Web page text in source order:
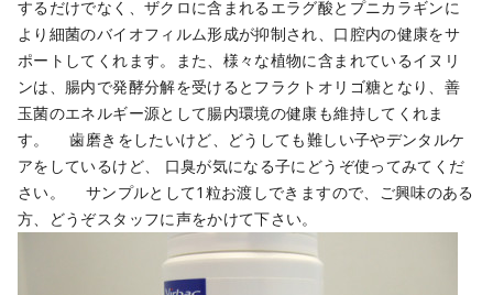
するだけでなく、ザクロに含まれるエラグ酸とプニカラギンに
より細菌のバイオフィルム形成が抑制され、口腔内の健康をサ
ポートしてくれます。また、様々な植物に含まれているイヌリ
ンは、腸内で発酵分解を受けるとフラクトオリゴ糖となり、善
玉菌のエネルギー源として腸内環境の健康も維持してくれま
す。 歯磨きをしたいけど、どうしても難しい子やデンタルケ
アをしているけど、 口臭が気になる子にどうぞ使ってみてくだ
さい。 サンプルとして1粒お渡しできますので、ご興味のある
方、どうぞスタッフに声をかけて下さい。